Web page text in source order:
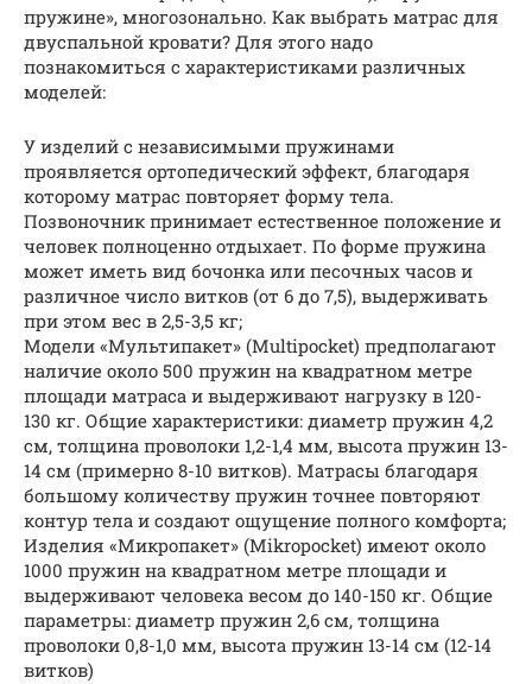
пружине», многозонально. Как выбрать матрас для
двуспальной кровати? Для этого надо
познакомиться с характеристиками различных
моделей:
У изделий с независимыми пружинами
проявляется ортопедический эффект, благодаря
которому матрас повторяет форму тела.
Позвоночник принимает естественное положение и
человек полноценно отдыхает. По форме пружина
может иметь вид бочонка или песочных часов и
различное число витков (от 6 до 7,5), выдерживать
при этом вес в 2,5-3,5 кг;
Модели «Мультипакет» (Multipocket) предполагают
наличие около 500 пружин на квадратном метре
площади матраса и выдерживают нагрузку в 120-
130 кг. Общие характеристики: диаметр пружин 4,2
см, толщина проволоки 1,2-1,4 мм, высота пружин 13-
14 см (примерно 8-10 витков). Матрасы благодаря
большому количеству пружин точнее повторяют
контур тела и создают ощущение полного комфорта;
Изделия «Микропакет» (Mikropocket) имеют около
1000 пружин на квадратном метре площади и
выдерживают человека весом до 140-150 кг. Общие
параметры: диаметр пружин 2,6 см, толщина
проволоки 0,8-1,0 мм, высота пружин 13-14 см (12-14
витков)